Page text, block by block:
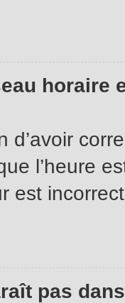
horaire
d’avoir
l’heure
est
pas